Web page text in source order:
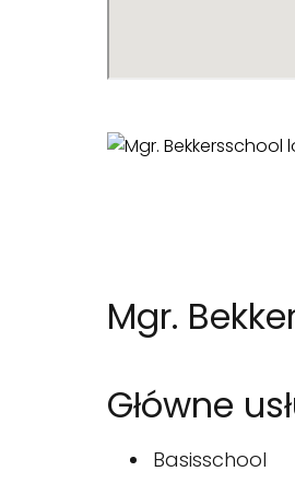
Mgr.
Główne
Basisschool